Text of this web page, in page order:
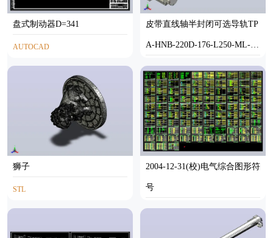
盘式制动器D=341
AUTOCAD
皮带直线轴半封闭可选导轨TP
A-HNB-220D-176-L250-ML-Y-
P1K-N3
STEP
狮子
STL
2004-12-31(校)电气综合图形符
号
AUTOCAD